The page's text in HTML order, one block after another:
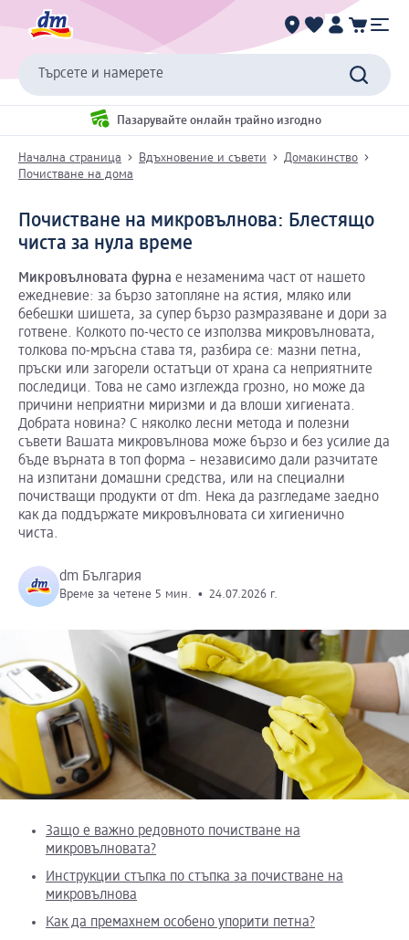
Търсете и намерете
Пазарувайте онлайн трайно изгодно
Начална страница Вдъхновение и съвети
Домакинство
Почистване на дома
Почистване на микровълнова: Блестящо
чиста за нула време
Микровълновата фурна е незаменима част от нашето
ежедневие: за бързо затопляне на ястия, мляко или
бебешки шишета, за супер бързо размразяване и дори за
готвене. Колкото по-често се използва микровълновата,
толкова по-мръсна става тя, разбира се: мазни петна,
пръски или загорели остатъци от храна са неприятните
последици. Това не само изглежда грозно, но може да
причини неприятни миризми и да влоши хигиената.
Добрата новина? С няколко лесни метода и полезни
съвети Вашата микровълнова може бързо и без усилие да
бъде върната в топ форма – независимо дали разчитате
на изпитани домашни средства, или на специални
почистващи продукти от dm. Нека да разгледаме заедно
как да поддържате микровълновата си хигиенично
чиста.
dm България
Време за четене 5 мин. • 24.07.2026 г.
Защо е важно редовното почистване на
микровълновата?
Инструкции стъпка по стъпка за почистване на
микровълнова
Как да премахнем особено упорити петна?